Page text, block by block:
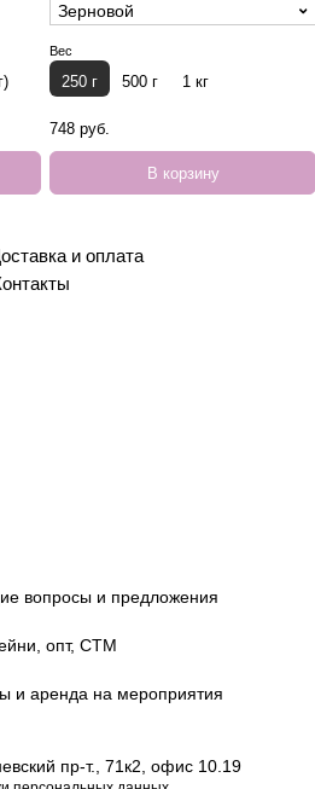
748 руб.
В корзину
Зерновой
Вес
250 г 500 г 1 кг
и оплата
вопросы и предложения
опт, СТМ
и аренда на мероприятия
пр-т., 71к2, офис 10.19